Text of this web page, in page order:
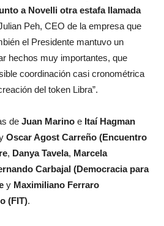
a Novelli otra estafa llamada
Peh, CEO de la empresa que
el Presidente mantuvo un
hechos muy importantes, que
coordinación casi cronométrica
del token Libra”.
de Juan Marino e Itaí Hagman
Oscar Agost Carreño (Encuentro
, Danya Tavela, Marcela
Carbajal (Democracia para
y Maximiliano Ferraro
(FIT).